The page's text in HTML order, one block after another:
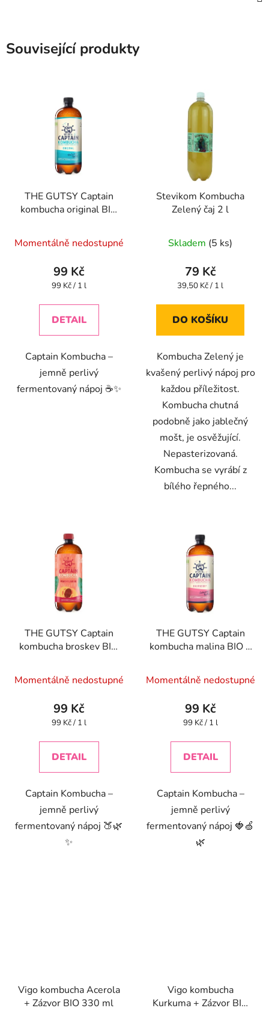
Související produkty
THE GUTSY Captain
kombucha original BIO
Momentálně nedostupné
99 Kč
Měrná
99 Kč / 1 l
DETAIL
Captain Kombucha –
jemně perlivý
fermentovaný nápoj ☕✨
Stevikom Kombucha
Zelený čaj 2 l
hodnocení
produktu
je
z
Skladem (5 ks)
79 Kč
Měrná
39,50 Kč / 1 l
DO KOŠÍKU
Kombucha Zelený je
kvašený perlivý nápoj pro
každou příležitost.
Kombucha chutná
podobně jako jablečný
mošt, je osvěžující.
Nepasterizovaná.
Kombucha se vyrábí z
bílého řepného...
THE GUTSY Captain
kombucha broskev BIO
Momentálně nedostupné
99 Kč
Měrná
99 Kč / 1 l
DETAIL
Captain Kombucha –
jemně perlivý
fermentovaný nápoj 🍑🌿
✨
THE GUTSY Captain
kombucha malina BIO 1
Momentálně nedostupné
99 Kč
Měrná
99 Kč / 1 l
DETAIL
Captain Kombucha –
jemně perlivý
fermentovaný nápoj 🍓🍏
🌿
Vigo kombucha Acerola
+ Zázvor BIO 330 ml
Vigo kombucha
Kurkuma + Zázvor BIO